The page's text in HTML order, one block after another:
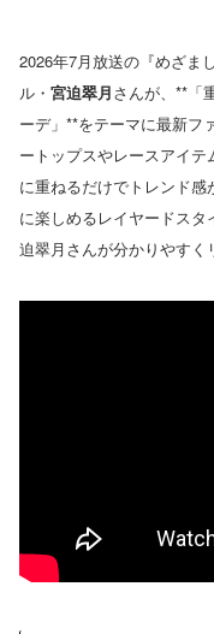
2026年7月放送の『めざま
ル・ 宮迫翠月さんが、**「
ーデ」**をテーマに最新フ
ートップスやレースアイ
に重ねるだけでトレンド
に楽しめるレイヤードス
迫翠月さんが分かりやすく